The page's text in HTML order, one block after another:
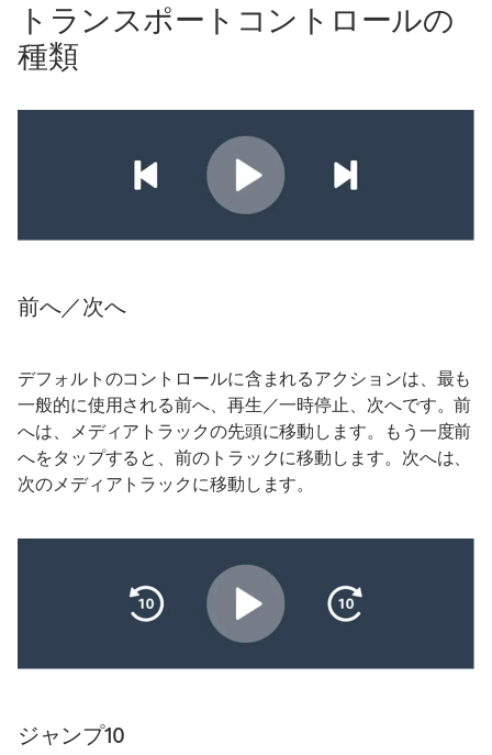
トランスポートコントロールの
種類
前へ／次へ
デフォルトのコントロールに含まれるアクションは、最も
一般的に使用される前へ、再生／一時停止、次へです。前
へは、メディアトラックの先頭に移動します。もう一度前
へをタップすると、前のトラックに移動します。次へは、
次のメディアトラックに移動します。
ジャンプ10